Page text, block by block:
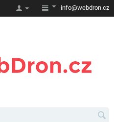
info@webdron.cz